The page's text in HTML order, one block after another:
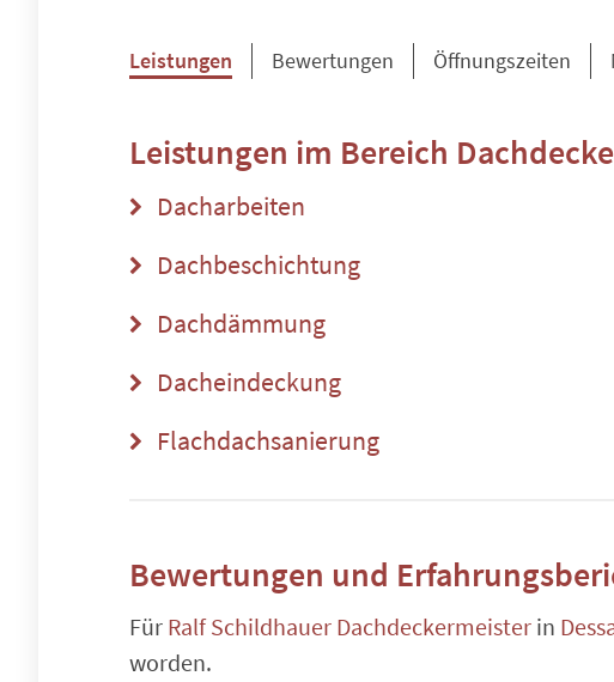
Leistungen Bewertungen Öffnungszeiten
Leistungen im Bereich
Dacharbeiten
Dachbeschichtung
Dachdämmung
Dacheindeckung
Flachdachsanierung
Bewertungen und
Für Ralf Schildhauer Dachdeckermeister in
worden.